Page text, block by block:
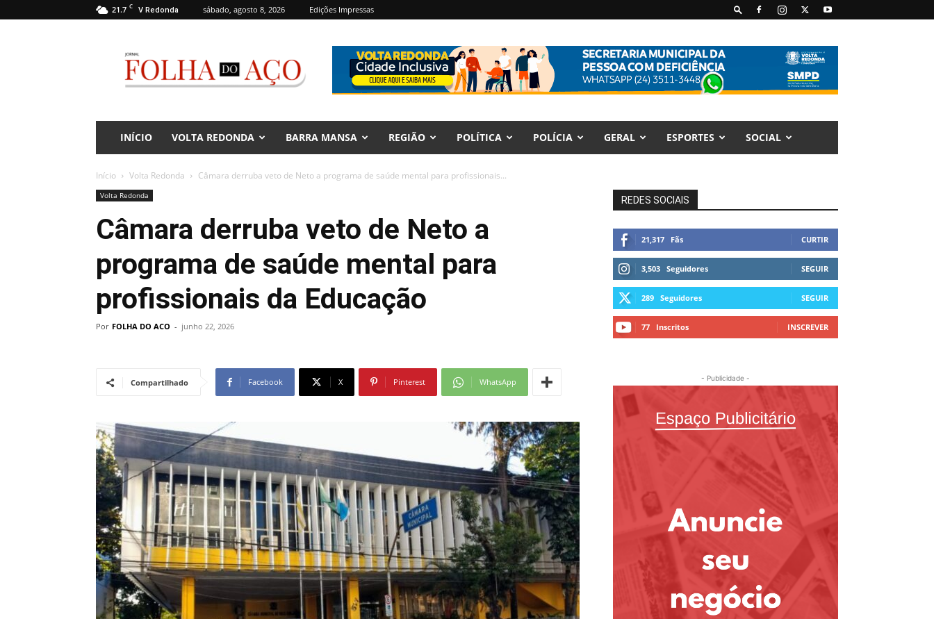
21.7 C V Redonda sábado, agosto 8, 2026 Edições Impressas
Folha
do
Aço
INÍCIO VOLTA REDONDA BARRA MANSA REGIÃO POLÍTICA POLÍCIA GERAL ESPORTES SOCIAL
Início Volta Redonda Câmara derruba veto de Neto a programa de saúde mental para profissionais...
Volta Redonda
Câmara derruba veto de Neto a
programa de saúde mental para
profissionais da Educação
Por FOLHA DO ACO - junho 22, 2026
Compartilhado Facebook X Pinterest WhatsApp
REDES SOCIAIS
21,317 Fãs CURTIR
3,503 Seguidores SEGUIR
289 Seguidores SEGUIR
77 Inscritos INSCREVER
- Publicidade -